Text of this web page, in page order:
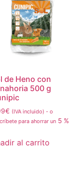
de Heno con
500 g
€ (IVA incluido) - o
para ahorrar un 5 %
al carrito